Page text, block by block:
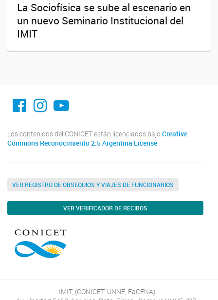
La Sociofísica se sube al escenario en
un nuevo Seminario Institucional del
IMIT
facebook imit.conicet
imit.conicet
Youtube
Los contenidos del CONICET están licenciados bajo Creative
Commons Reconocimiento 2.5 Argentina License
VER REGISTRO DE OBSEQUIOS Y VIAJES DE FUNCIONARIOS
VER VERIFICADOR DE RECIBOS
IMIT, (CONICET- UNNE, FaCENA)